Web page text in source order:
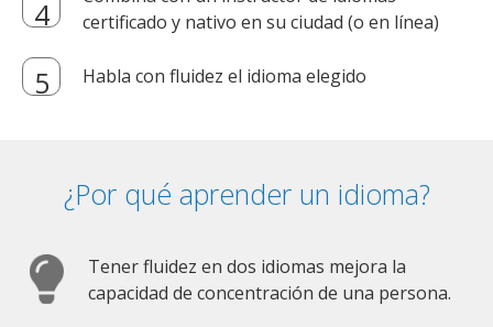
certificado y nativo en su ciudad (o en línea)
Habla con fluidez el idioma elegido
¿Por qué aprender un idioma?
Tener fluidez en dos idiomas mejora la
capacidad de concentración de una persona.